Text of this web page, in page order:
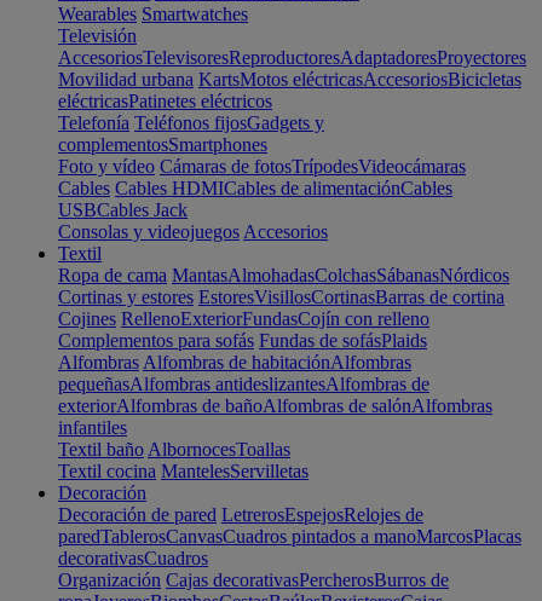
Wearables Smartwatches
Televisión
AccesoriosTelevisoresReproductoresAdaptadoresProyectores
Movilidad urbana KartsMotos eléctricasAccesoriosBicicletas
eléctricasPatinetes eléctricos
Telefonía Teléfonos fijosGadgets y
complementosSmartphones
Foto y vídeo Cámaras de fotosTrípodesVideocámaras
Cables Cables HDMICables de alimentaciónCables
USBCables Jack
Consolas y videojuegos Accesorios
Textil
Ropa de cama MantasAlmohadasColchasSábanasNórdicos
Cortinas y estores EstoresVisillosCortinasBarras de cortina
Cojines RellenoExteriorFundasCojín con relleno
Complementos para sofás Fundas de sofásPlaids
Alfombras Alfombras de habitaciónAlfombras
pequeñasAlfombras antideslizantesAlfombras de
exteriorAlfombras de bañoAlfombras de salónAlfombras
infantiles
Textil baño AlbornocesToallas
Textil cocina MantelesServilletas
Decoración
Decoración de pared LetrerosEspejosRelojes de
paredTablerosCanvasCuadros pintados a manoMarcosPlacas
decorativasCuadros
Organización Cajas decorativasPercherosBurros de